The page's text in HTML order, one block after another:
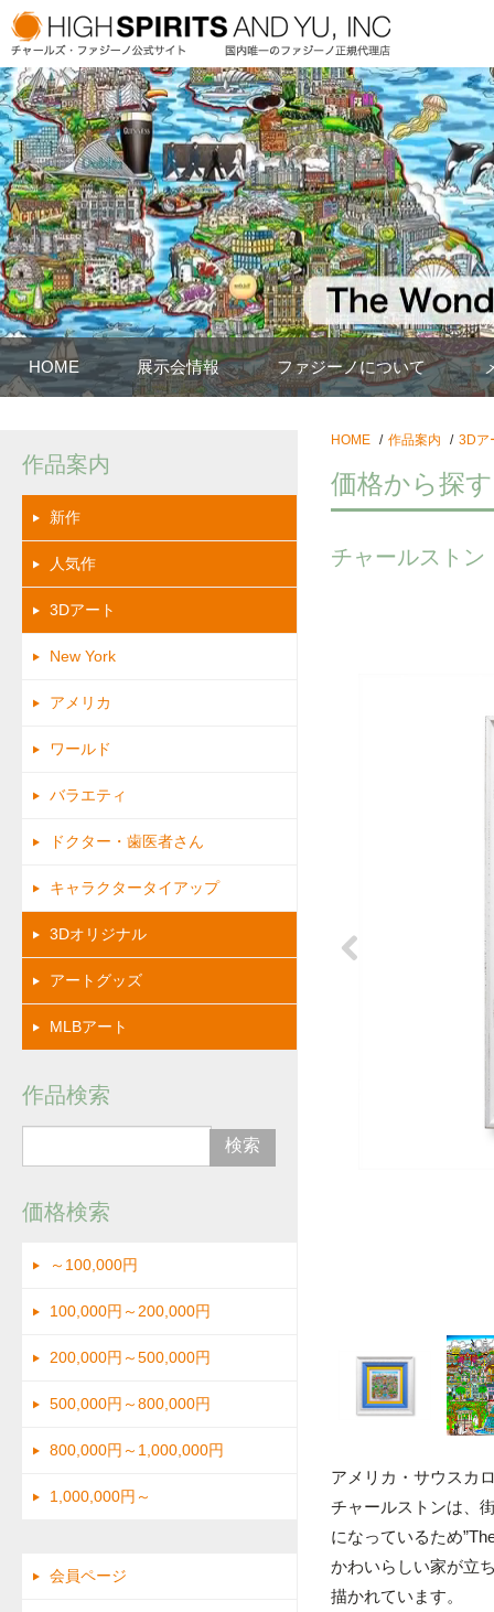
HOME 展示会情報 ファジーノについて
HOME 作品案内 3Dア
価格から探
チャールストン
アメリカ・サウスカ
チャールストンは、
になっているため
かわいらしい家が立
描かれています。
作品案内
新作
人気作
3Dアート
New York
アメリカ
ワールド
バラエティ
ドクター・歯医者さん
キャラクタータイアップ
3Dオリジナル
アートグッズ
MLBアート
作品検索
価格検索
～100,000円
100,000円～200,000円
200,000円～500,000円
500,000円～800,000円
800,000円～1,000,000円
1,000,000円～
会員ページ